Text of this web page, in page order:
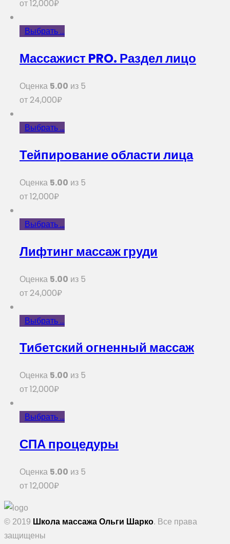
от12,000₽
Выбрать ...
Массажист PRO. Раздел лицо
Оценка 5.00 из 5
от24,000₽
Выбрать ...
Тейпирование области лица
Оценка 5.00 из 5
от12,000₽
Выбрать ...
Лифтинг массаж груди
Оценка 5.00 из 5
от24,000₽
Выбрать ...
Тибетский огненный массаж
Оценка 5.00 из 5
от12,000₽
Выбрать ...
СПА процедуры
Оценка 5.00 из 5
от12,000₽
© 2019 Школа массажа Ольги Шарко. Все права
защищены